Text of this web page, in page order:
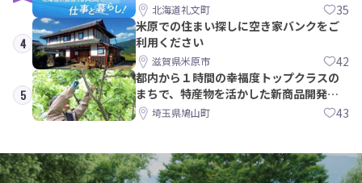
北海道礼文町 35
4
米原での住まい探しに空き家バンクをご
利用ください
滋賀県米原市 42
5
都内から１時間の幸福度トップクラスの
まちで、特産物を活かした新商品開発＆
PRメンバー募集！
埼玉県鳩山町 43